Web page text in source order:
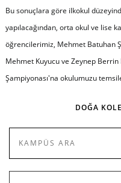
Bu sonuçlara göre ilkokul
yapılacağından, orta okul ve lise
öğrencilerimiz, Mehmet Batuhan
Mehmet Kuyucu ve Zeynep Berrin
Şampiyonası'na okulumuzu
DOĞA